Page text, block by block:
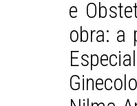
e
obra: a